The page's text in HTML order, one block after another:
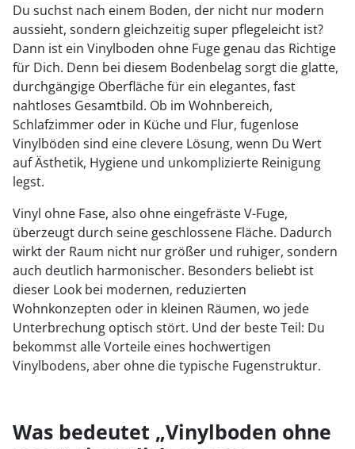
Du suchst nach einem Boden, der nicht nur modern
aussieht, sondern gleichzeitig super pflegeleicht ist?
Dann ist ein Vinylboden ohne Fuge genau das Richtige
für Dich. Denn bei diesem Bodenbelag sorgt die glatte,
durchgängige Oberfläche für ein elegantes, fast
nahtloses Gesamtbild. Ob im Wohnbereich,
Schlafzimmer oder in Küche und Flur, fugenlose
Vinylböden sind eine clevere Lösung, wenn Du Wert
auf Ästhetik, Hygiene und unkomplizierte Reinigung
legst.
Vinyl ohne Fase, also ohne eingefräste V-Fuge,
überzeugt durch seine geschlossene Fläche. Dadurch
wirkt der Raum nicht nur größer und ruhiger, sondern
auch deutlich harmonischer. Besonders beliebt ist
dieser Look bei modernen, reduzierten
Wohnkonzepten oder in kleinen Räumen, wo jede
Unterbrechung optisch stört. Und der beste Teil: Du
bekommst alle Vorteile eines hochwertigen
Vinylbodens, aber ohne die typische Fugenstruktur.
Was bedeutet „Vinylboden ohne